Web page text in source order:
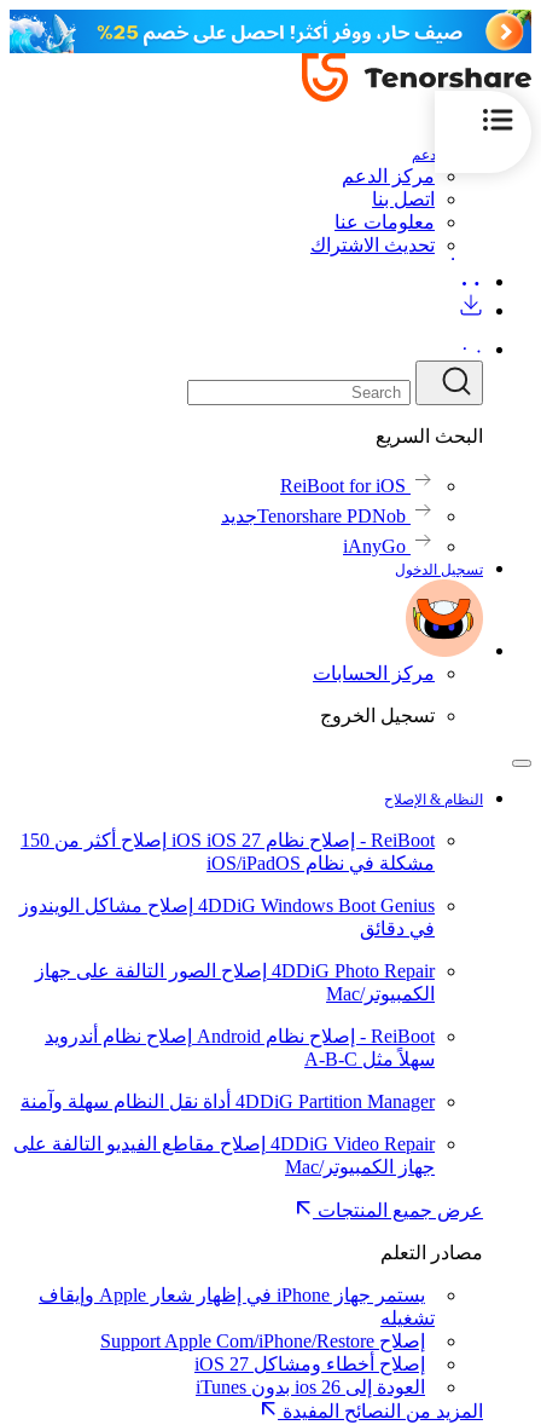
الدعم
مركز الدعم
اتصل بنا
معلومات عنا
تحديث الاشتراك
البحث السريع
ReiBoot for iOS
Tenorshare PDNobجديد
iAnyGo
تسجيل الدخول
مركز الحسابات
تسجيل الخروج
النظام & الإصلاح
ReiBoot - إصلاح نظام iOS iOS 27
إصلاح أكثر من 150
مشكلة في نظام iOS/iPadOS
4DDiG Windows Boot Genius إصلاح مشاكل الويندوز
في دقائق
4DDiG Photo Repair إصلاح الصور التالفة على جهاز
الكمبيوتر/Mac
ReiBoot - إصلاح نظام Android
إصلاح نظام أندرويد
سهلاً مثل A-B-C
4DDiG Partition Manager أداة نقل النظام سهلة وآمنة
4DDiG Video Repair إصلاح مقاطع الفيديو التالفة على
جهاز الكمبيوتر/Mac
عرض جميع المنتجات
مصادر التعلم
يستمر جهاز iPhone في إظهار شعار Apple وإيقاف
تشغيله
إصلاح Support Apple Com/iPhone/Restore
إصلاح أخطاء ومشاكل iOS 27
العودة إلى ios 26 بدون iTunes
المزيد من النصائح المفيدة